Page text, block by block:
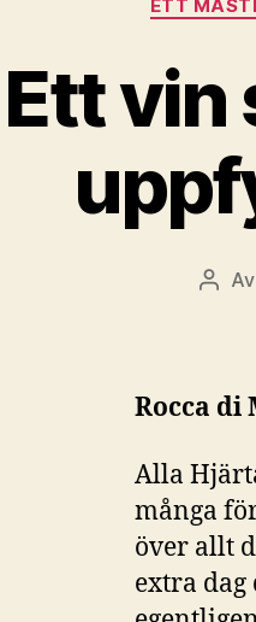
ETT
Ett vin
Av
Rocca di
Alla
många
över allt
extra